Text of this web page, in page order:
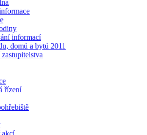
informací
domů a bytů 2011
řízení
akcí